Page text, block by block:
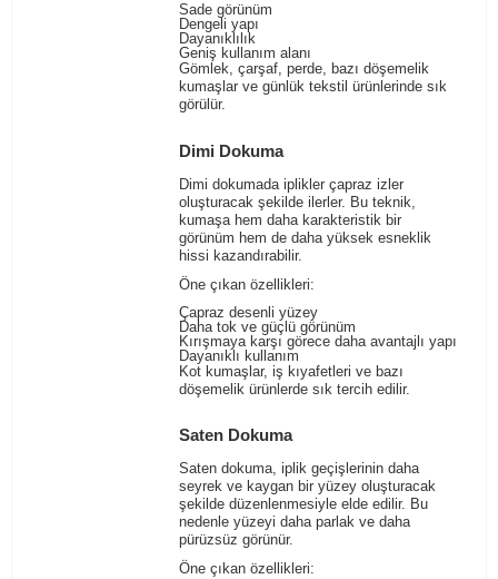
Sade görünüm
Dengeli yapı
Dayanıklılık
Geniş kullanım alanı
Gömlek, çarşaf, perde, bazı döşemelik
kumaşlar ve günlük tekstil ürünlerinde sık
görülür.
Dimi Dokuma
Dimi dokumada iplikler çapraz izler
oluşturacak şekilde ilerler. Bu teknik,
kumaşa hem daha karakteristik bir
görünüm hem de daha yüksek esneklik
hissi kazandırabilir.
Öne çıkan özellikleri:
Çapraz desenli yüzey
Daha tok ve güçlü görünüm
Kırışmaya karşı görece daha avantajlı yapı
Dayanıklı kullanım
Kot kumaşlar, iş kıyafetleri ve bazı
döşemelik ürünlerde sık tercih edilir.
Saten Dokuma
Saten dokuma, iplik geçişlerinin daha
seyrek ve kaygan bir yüzey oluşturacak
şekilde düzenlenmesiyle elde edilir. Bu
nedenle yüzeyi daha parlak ve daha
pürüzsüz görünür.
Öne çıkan özellikleri: